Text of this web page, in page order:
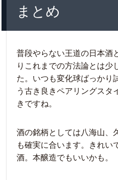
まとめ
普段やらない王道の日本酒
りこれまでの方法論とは少
た。いつも変化球ばっかり
う古き良きペアリングスタ
きですね。
酒の銘柄としては八海山、
も確実に合います。きれい
酒。本醸造でもいいかも。